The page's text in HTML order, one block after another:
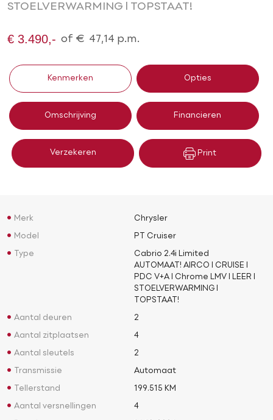
STOELVERWARMING l TOPSTAAT!
€ 3.490,- of € 47,14 p.m.
Kenmerken Opties
Omschrijving Financieren
Verzekeren Print
Merk Chrysler
Model PT Cruiser
Type
Cabrio 2.4i Limited
AUTOMAAT! AIRCO l CRUISE l
PDC V+A l Chrome LMV l LEER l
STOELVERWARMING l
TOPSTAAT!
Aantal deuren 2
Aantal zitplaatsen 4
Aantal sleutels 2
Transmissie Automaat
Tellerstand 199.515 KM
Aantal versnellingen 4